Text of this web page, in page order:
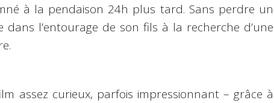
à la pendaison 24h plus tard. Sans perdre un
l’entourage de son fils à la recherche d’une
assez curieux, parfois impressionnant – grâce à